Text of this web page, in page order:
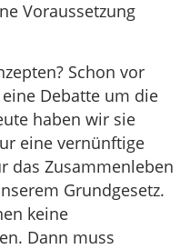
Voraussetzung
Schon vor
Debatte um die
haben wir sie
eine vernünftige
das Zusammenleben
Grundgesetz.
keine
Dann muss